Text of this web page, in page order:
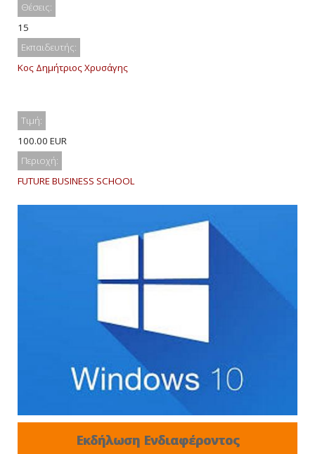
Θέσεις:
15
Εκπαιδευτής:
Κος Δημήτριος Χρυσάγης
Τιμή:
100.00 EUR
Περιοχή:
FUTURE BUSINESS SCHOOL
Εκδήλωση Ενδιαφέροντος